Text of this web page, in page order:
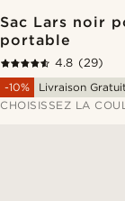
Sac Lars noir
portable
4.8 (29)
-10%
Livraison
CHOISISSEZ LA